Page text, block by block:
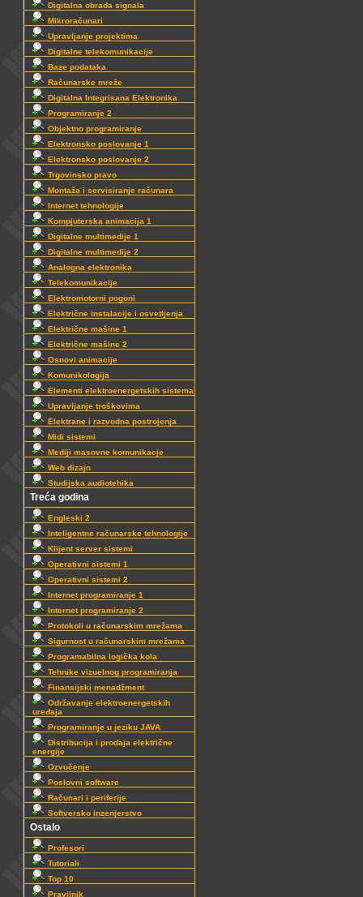
Digitalna obrada signala
Mikroračunari
Upravljanje projektima
Digitalne telekomunikacije
Baze podataka
Računarske mreže
Digitalna Integrisana Elektronika
Programiranje 2
Objektno programiranje
Elektronsko poslovanje 1
Elektronsko poslovanje 2
Trgovinsko pravo
Montaža i servisiranje računara
Internet tehnologije
Kompjuterska animacija 1
Digitalne multimedije 1
Digitalne multimedije 2
Analogna elektronika
Telekomunikacije
Elektromotorni pogoni
Električne instalacije i osvetljenja
Električne mašine 1
Električne mašine 2
Osnovi animacije
Komunikologija
Elementi elektroenergetskih sistema
Upravljanje troškovima
Elektrane i razvodna postrojenja
Midi sistemi
Mediji masovne komunikacje
Web dizajn
Studijska audiotehika
Treća godina
Engleski 2
Inteligentne računarske tehnologije
Klijent server sistemi
Operativni sistemi 1
Operativni sistemi 2
Internet programiranje 1
Internet programiranje 2
Protokoli u računarskim mrežama
Sigurnost u računarskim mrežama
Programabilna logička kola
Tehnike vizuelnog programiranja
Finansijski menadžment
Održavanje elektroenergetskih
uređaja
Programiranje u jeziku JAVA
Distribucija i prodaja električne
energije
Ozvučenje
Poslovni software
Računari i periferije
Softversko inzenjerstvo
Ostalo
Profesori
Tutoriali
Top 10
Pravilnik